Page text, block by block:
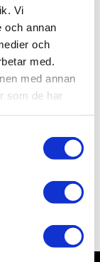
Vi
och annan
och
med.
med annan
som de har
1 st i lager
ALMBT08
0-1 vardagar